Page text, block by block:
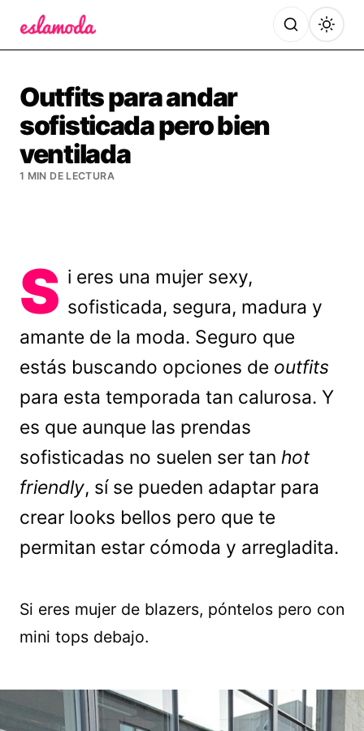
Outfits para andar
sofisticada pero bien
ventilada
1 MIN DE LECTURA
S i eres una mujer sexy,
sofisticada, segura, madura y
amante de la moda. Seguro que
estás buscando opciones de outfits
para esta temporada tan calurosa. Y
es que aunque las prendas
sofisticadas no suelen ser tan hot
friendly, sí se pueden adaptar para
crear looks bellos pero que te
permitan estar cómoda y arregladita.
Si eres mujer de blazers, póntelos pero con
mini tops debajo.